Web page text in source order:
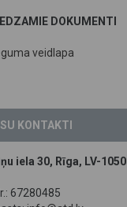
DOKUMENTI
veidlapa
KONTAKTI
iela 30, Rīga, LV-1050
67280485